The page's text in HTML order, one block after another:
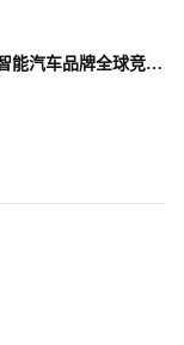
对话赛力斯康波：以ESG之道，构建高端智能汽车品牌全球竞争力